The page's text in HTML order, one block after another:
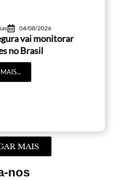
04/08/2026
vai monitorar
no Brasil
MAIS
nos